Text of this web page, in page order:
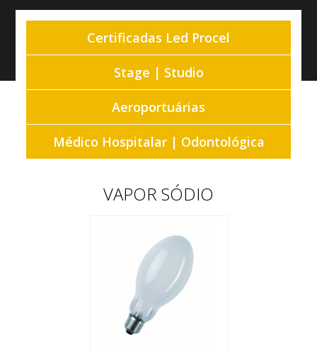
Certificadas Led Procel
Stage | Studio
Aeroportuárias
Médico Hospitalar | Odontológica
VAPOR SÓDIO